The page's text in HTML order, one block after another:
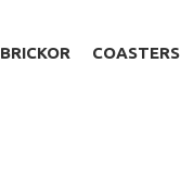
BRICKOR COASTERS